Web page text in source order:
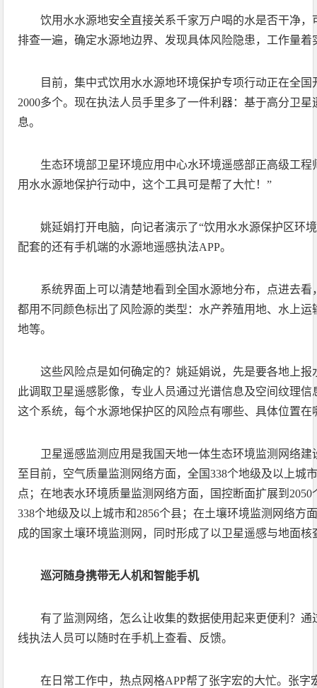
饮用水水源地安全直接关系千家万户喝的水是否干净
排查一遍，确定水源地边界、发现具体风险隐患，工作量着
目前，集中式饮用水水源地环境保护专项行动正在全
2000多个。现在执法人员手里多了一件利器：基于高分卫
息。
生态环境部卫星环境应用中心水环境遥感部正高级工程
用水水源地保护行动中，这个工具可是帮了大忙！”
姚延娟打开电脑，向记者演示了“饮用水水源保护区环
配套的还有手机端的水源地遥感执法APP。
系统界面上可以清楚地看到全国水源地分布，点进去
都用不同颜色标出了风险源的类型：水产养殖用地、水上
地等。
这些风险点是如何确定的？姚延娟说，先是要各地上
此调取卫星遥感影像，专业人员通过光谱信息及空间纹理
这个系统，每个水源地保护区的风险点有哪些、具体位置在
卫星遥感监测应用是我国天地一体生态环境监测网络
至目前，空气质量监测网络方面，全国338个地级及以上城
点；在地表水环境质量监测网络方面，国控断面扩展到
338个地级及以上城市和2856个县；在土壤环境监测网络方
成的国家土壤环境监测网，同时形成了以卫星遥感与地面
巡河随身携带无人机和智能手机
有了监测网络，怎么让收集的数据使用起来更便利？
线执法人员可以随时在手机上查看、反馈。
在日常工作中，热点网格APP帮了张字宏的大忙。张字